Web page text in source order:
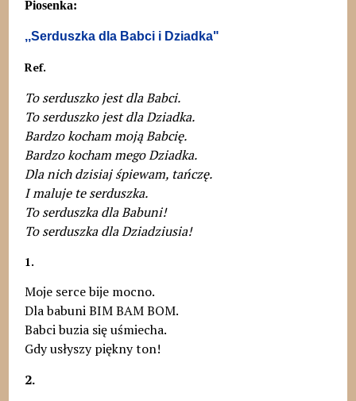
Piosenka:
,,Serduszka dla Babci i Dziadka"
Ref.
To serduszko jest dla Babci.
To serduszko jest dla Dziadka.
Bardzo kocham moją Babcię.
Bardzo kocham mego Dziadka.
Dla nich dzisiaj śpiewam, tańczę.
I maluje te serduszka.
To serduszka dla Babuni!
To serduszka dla Dziadziusia!
1.
Moje serce bije mocno.
Dla babuni BIM BAM BOM.
Babci buzia się uśmiecha.
Gdy usłyszy piękny ton!
2.